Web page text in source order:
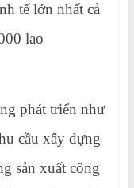
tế lớn nhất cả
lao
phát triển như
cầu xây dựng
sản xuất công